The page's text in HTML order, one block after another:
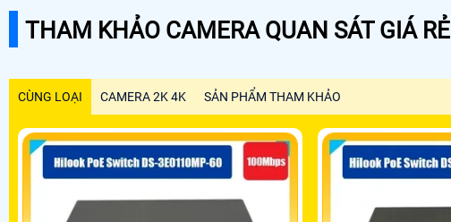
THAM KHẢO CAMERA QUAN SÁT GIÁ RẺ
CÙNG LOẠI CAMERA 2K 4K SẢN PHẨM THAM KHẢO